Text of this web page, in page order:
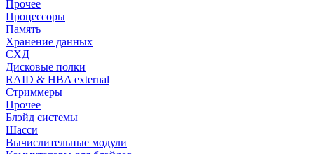
Прочее
Процессоры
Память
Хранение данных
СХД
Дисковые полки
RAID & HBA external
Стриммеры
Прочее
Блэйд системы
Шасси
Вычислительные модули